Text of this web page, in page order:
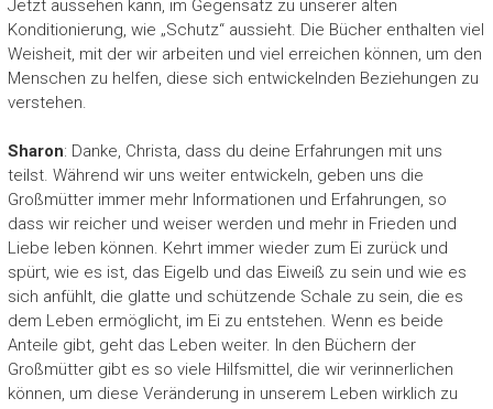
Jetzt aussehen kann, im Gegensatz zu unserer alten
Konditionierung, wie „Schutz“ aussieht. Die Bücher enthalten viel
Weisheit, mit der wir arbeiten und viel erreichen können, um den
Menschen zu helfen, diese sich entwickelnden Beziehungen zu
verstehen.
Sharon: Danke, Christa, dass du deine Erfahrungen mit uns
teilst. Während wir uns weiter entwickeln, geben uns die
Großmütter immer mehr Informationen und Erfahrungen, so
dass wir reicher und weiser werden und mehr in Frieden und
Liebe leben können. Kehrt immer wieder zum Ei zurück und
spürt, wie es ist, das Eigelb und das Eiweiß zu sein und wie es
sich anfühlt, die glatte und schützende Schale zu sein, die es
dem Leben ermöglicht, im Ei zu entstehen. Wenn es beide
Anteile gibt, geht das Leben weiter. In den Büchern der
Großmütter gibt es so viele Hilfsmittel, die wir verinnerlichen
können, um diese Veränderung in unserem Leben wirklich zu